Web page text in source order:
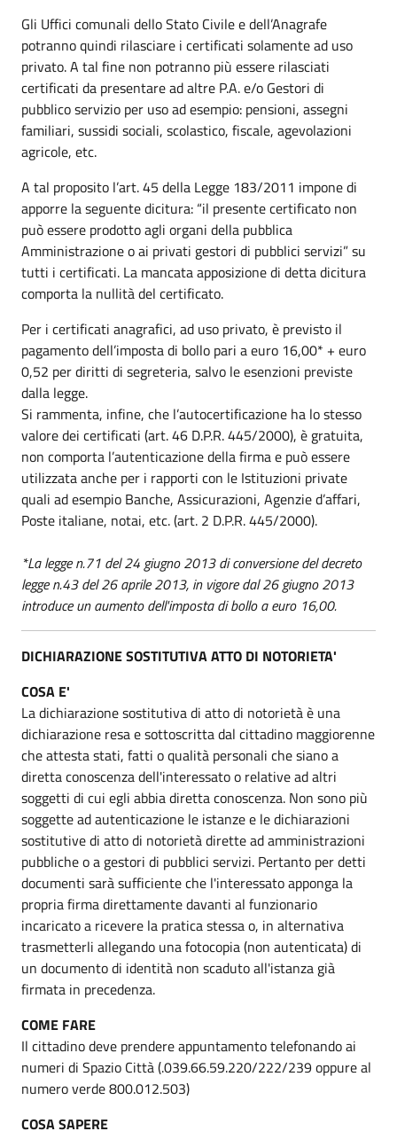
Gli Uffici comunali dello Stato Civile e dell’Anagrafe
potranno quindi rilasciare i certificati solamente ad uso
privato. A tal fine non potranno più essere rilasciati
certificati da presentare ad altre P.A. e/o Gestori di
pubblico servizio per uso ad esempio: pensioni, assegni
familiari, sussidi sociali, scolastico, fiscale, agevolazioni
agricole, etc.
A tal proposito l’art. 45 della Legge 183/2011 impone di
apporre la seguente dicitura: “il presente certificato non
può essere prodotto agli organi della pubblica
Amministrazione o ai privati gestori di pubblici servizi” su
tutti i certificati. La mancata apposizione di detta dicitura
comporta la nullità del certificato.
Per i certificati anagrafici, ad uso privato, è previsto il
pagamento dell’imposta di bollo pari a euro 16,00* + euro
0,52 per diritti di segreteria, salvo le esenzioni previste
dalla legge.
Si rammenta, infine, che l’autocertificazione ha lo stesso
valore dei certificati (art. 46 D.P.R. 445/2000), è gratuita,
non comporta l’autenticazione della firma e può essere
utilizzata anche per i rapporti con le Istituzioni private
quali ad esempio Banche, Assicurazioni, Agenzie d’affari,
Poste italiane, notai, etc. (art. 2 D.P.R. 445/2000).
*La legge n.71 del 24 giugno 2013 di conversione del decreto
legge n.43 del 26 aprile 2013, in vigore dal 26 giugno 2013
introduce un aumento dell'imposta di bollo a euro 16,00.
DICHIARAZIONE SOSTITUTIVA ATTO DI NOTORIETA'
COSA E'
La dichiarazione sostitutiva di atto di notorietà è una
dichiarazione resa e sottoscritta dal cittadino maggiorenne
che attesta stati, fatti o qualità personali che siano a
diretta conoscenza dell'interessato o relative ad altri
soggetti di cui egli abbia diretta conoscenza. Non sono più
soggette ad autenticazione le istanze e le dichiarazioni
sostitutive di atto di notorietà dirette ad amministrazioni
pubbliche o a gestori di pubblici servizi. Pertanto per detti
documenti sarà sufficiente che l'interessato apponga la
propria firma direttamente davanti al funzionario
incaricato a ricevere la pratica stessa o, in alternativa
trasmetterli allegando una fotocopia (non autenticata) di
un documento di identità non scaduto all'istanza già
firmata in precedenza.
COME FARE
Il cittadino deve prendere appuntamento telefonando ai
numeri di Spazio Città (.039.66.59.220/222/239 oppure al
numero verde 800.012.503)
COSA SAPERE